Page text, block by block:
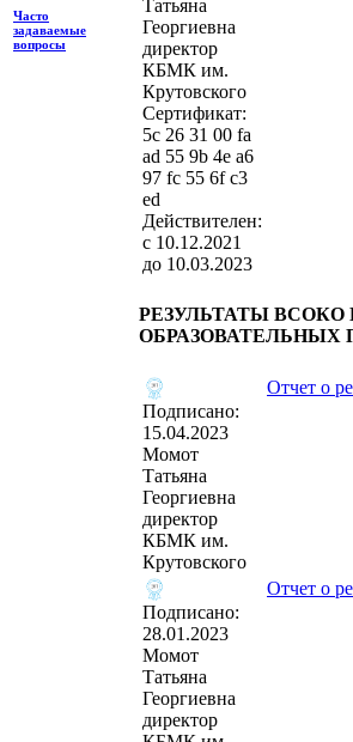
Часто
задаваемые
вопросы
Татьяна
Георгиевна
директор
КБМК им.
Крутовского
Сертификат:
‎5c 26 31 00 fa
ad 55 9b 4e a6
97 fc 55 6f c3
ed
Действителен:
с 10.12.2021
до 10.03.2023
РЕЗУЛЬТАТЫ ВСОКО
ОБРАЗОВАТЕЛЬНЫХ
Подписано:
15.04.2023
Момот
Татьяна
Георгиевна
директор
КБМК им.
Крутовского
Отчет о
Подписано:
28.01.2023
Момот
Татьяна
Георгиевна
директор
Отчет о